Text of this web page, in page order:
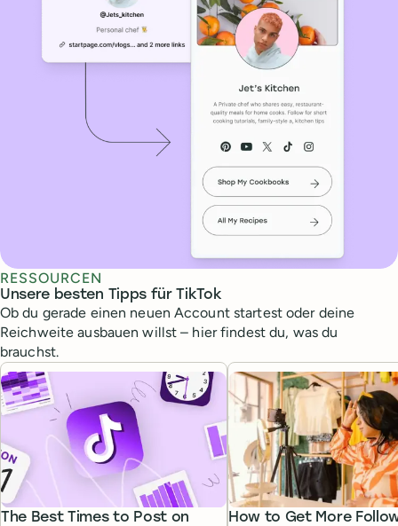
RESSOURCEN
Unsere besten Tipps für TikTok
Ob du gerade einen neuen Account startest oder deine
Reichweite ausbauen willst – hier findest du, was du
brauchst.
The Best Times to Post on
How to Get More